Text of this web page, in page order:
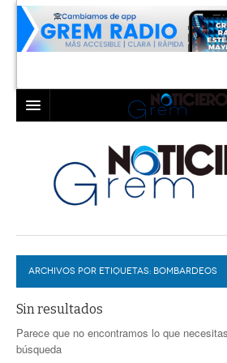
LAGUNA
TORREÓN
GÓMEZ PALACIO
LERDO
COAHUILA
DURANGO
DEPORTES
PROGRAMAS
EXA
COLABORADORES
ARCHIVOS POR ETIQUETAS: BOMBARDEOS
Sin resultados
Parece que no encontramos lo que
búsqueda